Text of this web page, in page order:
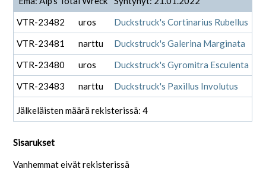
VTR-23482
uros
Duckstruck's Cortinarius Rubellus
VTR-23481
narttu
Duckstruck's Galerina Marginata
VTR-23480
uros
Duckstruck's Gyromitra Esculenta
VTR-23483
narttu Duckstruck's Paxillus Involutus
Jälkeläisten määrä rekisterissä: 4
Sisarukset
Vanhemmat eivät rekisterissä